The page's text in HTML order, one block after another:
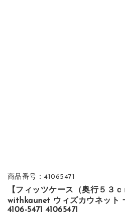
商品番号：41065471
【フィッツケース（奥行５３ｃ
withkaunet ウィズカウネット
4106-5471 41065471